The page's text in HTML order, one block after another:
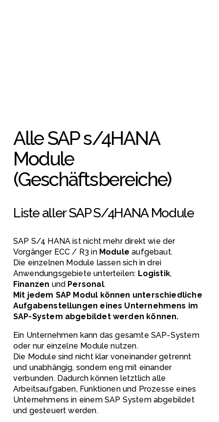
Alle SAP s/4HANA
Module
(Geschäftsbereiche)
Liste aller SAP S/4HANA Module
SAP S/4 HANA ist nicht mehr direkt wie der
Vorgänger ECC / R3 in Module aufgebaut.
Die einzelnen Module lassen sich in drei
Anwendungsgebiete unterteilen: Logistik
Finanzen und Personal.
Mit jedem SAP Modul können unterschiedliche
Aufgabenstellungen eines Unternehmens im
SAP-System abgebildet werden können.
Ein Unternehmen kann das gesamte SAP-System
oder nur einzelne Module nutzen.
Die Module sind nicht klar voneinander getrennt
und unabhängig, sondern eng mit einander
verbunden. Dadurch können letztlich alle
Arbeitsaufgaben, Funktionen und Prozesse eines
Unternehmens in einem SAP System abgebildet
und gesteuert werden.